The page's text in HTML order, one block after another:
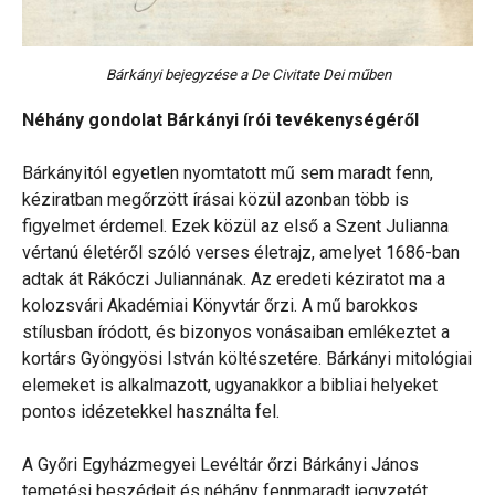
Bárkányi bejegyzése a De Civitate Dei műben
Néhány gondolat Bárkányi írói tevékenységéről
Bárkányitól egyetlen nyomtatott mű sem maradt fenn,
kéziratban megőrzött írásai közül azonban több is
figyelmet érdemel. Ezek közül az első a Szent Julianna
vértanú életéről szóló verses életrajz, amelyet 1686-ban
adtak át Rákóczi Juliannának. Az eredeti kéziratot ma a
kolozsvári Akadémiai Könyvtár őrzi. A mű barokkos
stílusban íródott, és bizonyos vonásaiban emlékeztet a
kortárs Gyöngyösi István költészetére. Bárkányi mitológiai
elemeket is alkalmazott, ugyanakkor a bibliai helyeket
pontos idézetekkel használta fel.
A Győri Egyházmegyei Levéltár őrzi Bárkányi János